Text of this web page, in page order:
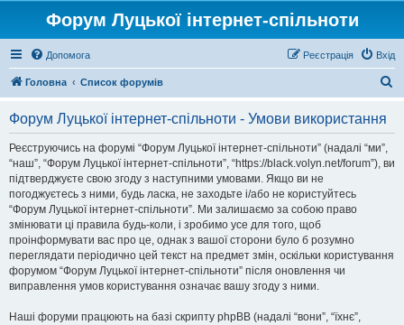
Форум Луцької інтернет-спільноти
Допомога Вхід
Реєстрація
Головна Список форумів
Форум Луцької інтернет-спільноти - Умови використання
Реєструючись на форумі “Форум Луцької інтернет-спільноти” (надалі “ми”,
“наш”, “Форум Луцької інтернет-спільноти”, “https://black.volyn.net/forum”), ви
підтверджуєте свою згоду з наступними умовами. Якщо ви не
погоджуєтесь з ними, будь ласка, не заходьте і/або не користуйтесь
“Форум Луцької інтернет-спільноти”. Ми залишаємо за собою право
змінювати ці правила будь-коли, і зробимо усе для того, щоб
проінформувати вас про це, однак з вашої сторони було б розумно
переглядати періодично цей текст на предмет змін, оскільки користування
форумом “Форум Луцької інтернет-спільноти” після оновлення чи
виправлення умов користування означає вашу згоду з ними.
Наші форуми працюють на базі скрипту phpBB (надалі “вони”, “їхнє”,